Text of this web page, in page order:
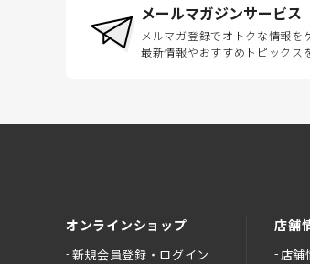
メールマガジンサービス
メルマガ登録でオトクな情報を
最新情報やおすすめトピックス
オンラインショップ
新規会員登録・ログイン
店舗
店舗